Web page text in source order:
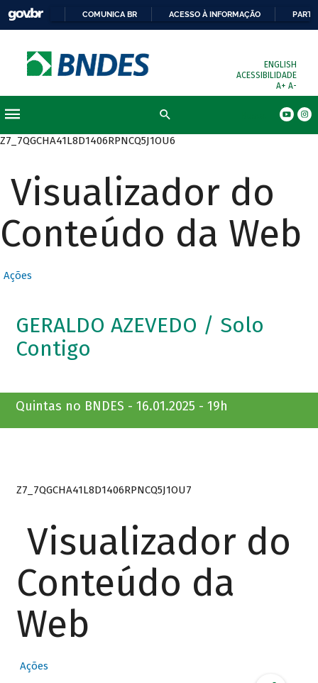
COMUNICA BR ACESSO À INFORMAÇÃO
ENGLISH
ACESSIBILIDADE
A+ A-
Z7_7QGCHA41L8D1406RPNCQ5J1OU6
Visualizador do
Conteúdo da Web
Ações
GERALDO AZEVEDO / Solo
Contigo
Quintas no BNDES - 16.01.2025 - 19h
Z7_7QGCHA41L8D1406RPNCQ5J1OU7
Visualizador do
Conteúdo da
Web
Ações